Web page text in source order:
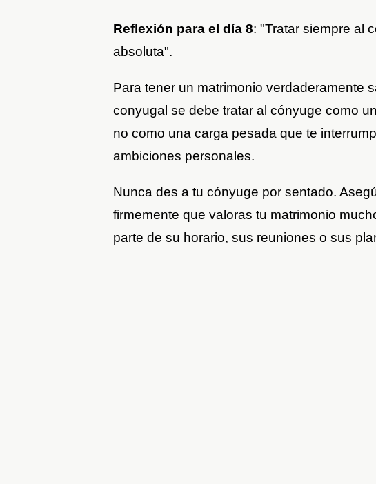
Reflexión para el día 8: "Tratar siempre al
absoluta".
Para tener un matrimonio verdaderamente
conyugal se debe tratar al cónyuge como
no como una carga pesada que te
ambiciones personales.
Nunca des a tu cónyuge por sentado.
firmemente que valoras tu matrimonio
parte de su horario, sus reuniones o sus